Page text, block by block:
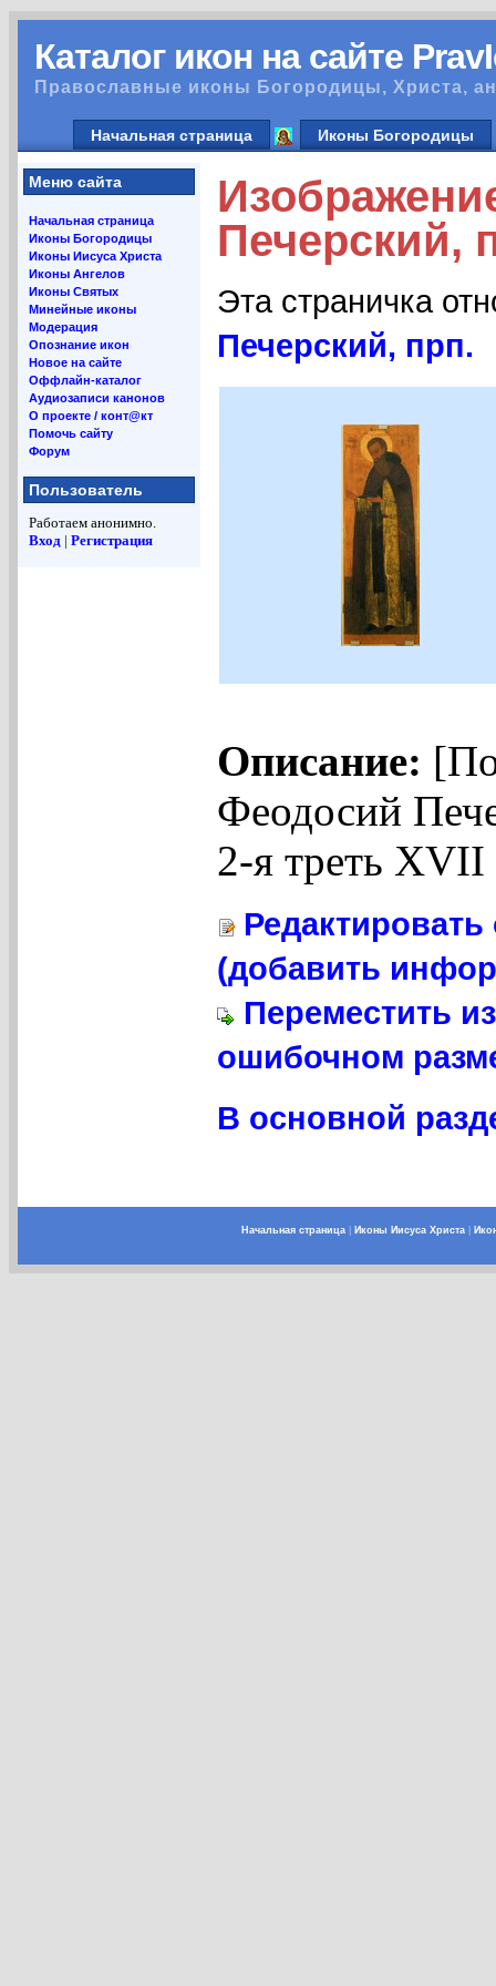
Каталог икон на сайте
Православные иконы Богородицы, Христа,
Начальная страница Иконы Богородицы
Меню сайта
Начальная страница
Иконы Богородицы
Иконы Иисуса Христа
Иконы Ангелов
Иконы Святых
Минейные иконы
Модерация
Опознание икон
Новое на сайте
Оффлайн-каталог
Аудиозаписи канонов
О проекте / конт@кт
Помочь сайту
Форум
Пользователь
Работаем анонимно.
Вход | Регистрация
Печерский,
Эта страничка
Печерский, прп.
Описание:
Феодосий
2-я треть XVII
(добавить
Переместить
ошибочном
В основной
Начальная страница| Иконы Иисуса Христа|